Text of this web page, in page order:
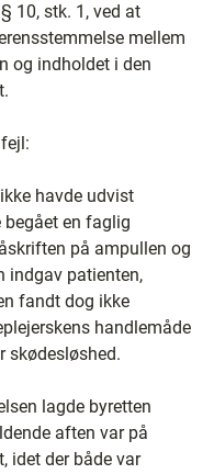
10, stk. 1, ved at
mellem
og indholdet i den
havde udvist
en faglig
på ampullen og
indgav patienten,
fandt dog ikke
handlemåde
skødesløshed.
lagde byretten
aften var på
idet der både var